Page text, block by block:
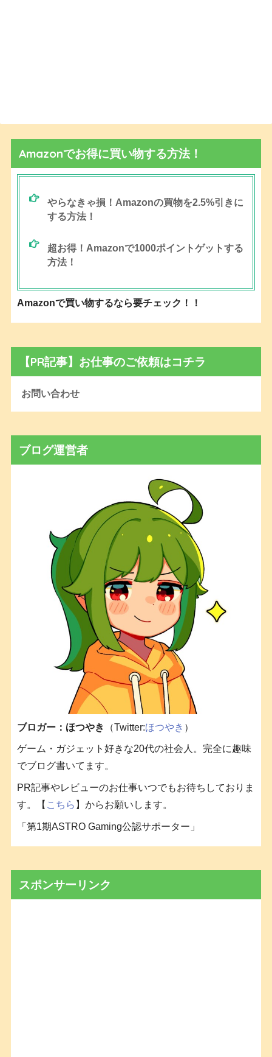
Amazonでお得に買い物する方法！
やらなきゃ損！Amazonの買物を2.5%引きに
する方法！
超お得！Amazonで1000ポイントゲットする
方法！
Amazonで買い物するなら要チェック！！
【PR記事】お仕事のご依頼はコチラ
お問い合わせ
ブログ運営者
ブロガー：ほつやき （Twitter:ほつやき ）
ゲーム・ガジェット好きな20代の社会人。完全に趣味
でブログ書いてます。
PR記事やレビューのお仕事いつでもお待ちしておりま
す。【 こちら 】からお願いします。
「第1期ASTRO Gaming公認サポーター」
スポンサーリンク